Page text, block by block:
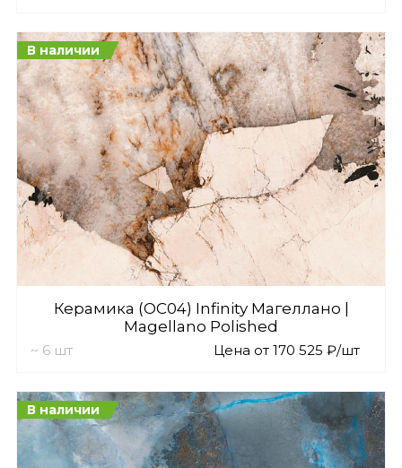
В наличии
Керамика (OC04) Infinity Магеллано |
Magellano Polished
~ 6 шт Цена от 170 525 ₽/шт
В наличии